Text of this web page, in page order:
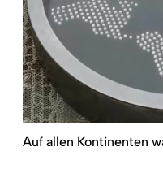
Auf allen Kontinenten